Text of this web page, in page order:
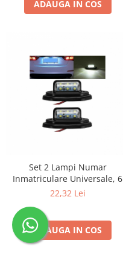
ADAUGA IN COS
Set 2 Lampi Numar
Inmatriculare Universale, 6
LED-uri, 12V-24V, Lumina Alb
22,32 Lei
ADAUGA IN COS